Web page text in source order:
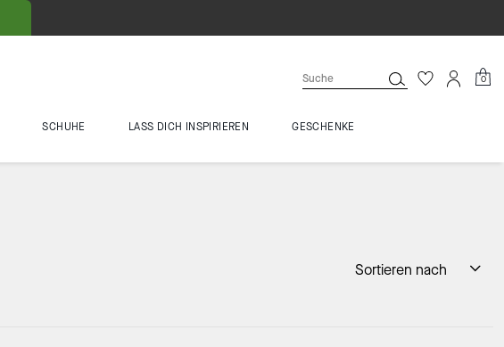
0
SCHUHE LASS DICH INSPIRIEREN GESCHENKE
Sortieren nach